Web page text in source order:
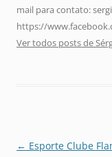
mail para contato:
https://
Ver todos posts de
Navegação
← Esporte Clube